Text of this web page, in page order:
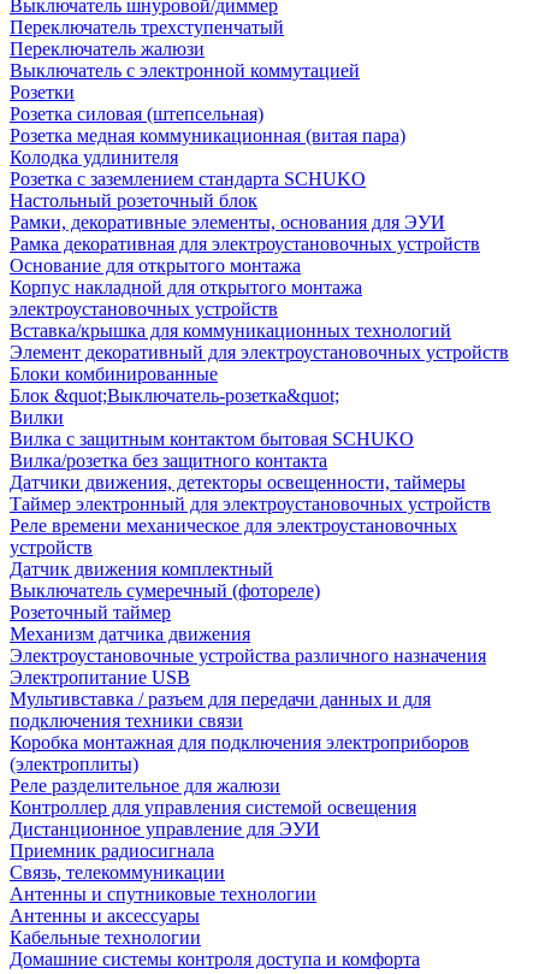
Выключатель шнуровой/диммер
Переключатель трехступенчатый
Переключатель жалюзи
Выключатель с электронной коммутацией
Розетки
Розетка силовая (штепсельная)
Розетка медная коммуникационная (витая пара)
Колодка удлинителя
Розетка с заземлением стандарта SCHUKO
Настольный розеточный блок
Рамки, декоративные элементы, основания для ЭУИ
Рамка декоративная для электроустановочных устройств
Основание для открытого монтажа
Корпус накладной для открытого монтажа
электроустановочных устройств
Вставка/крышка для коммуникационных технологий
Элемент декоративный для электроустановочных устройств
Блоки комбинированные
Блок &quot;Выключатель-розетка&quot;
Вилки
Вилка с защитным контактом бытовая SCHUKO
Вилка/розетка без защитного контакта
Датчики движения, детекторы освещенности, таймеры
Таймер электронный для электроустановочных устройств
Реле времени механическое для электроустановочных
устройств
Датчик движения комплектный
Выключатель сумеречный (фотореле)
Розеточный таймер
Механизм датчика движения
Электроустановочные устройства различного назначения
Электропитание USB
Мультивставка / разъем для передачи данных и для
подключения техники связи
Коробка монтажная для подключения электроприборов
(электроплиты)
Реле разделительное для жалюзи
Контроллер для управления системой освещения
Дистанционное управление для ЭУИ
Приемник радиосигнала
Связь, телекоммуникации
Антенны и спутниковые технологии
Антенны и аксессуары
Кабельные технологии
Домашние системы контроля доступа и комфорта